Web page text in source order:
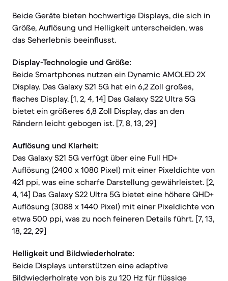
Beide Geräte bieten hochwertige Displays, die sich in
Größe, Auflösung und Helligkeit unterscheiden, was
das Seherlebnis beeinflusst.
Display-Technologie und Größe:
Beide Smartphones nutzen ein Dynamic AMOLED 2X
Display. Das Galaxy S21 5G hat ein 6,2 Zoll großes,
flaches Display. [1, 2, 4, 14] Das Galaxy S22 Ultra 5G
bietet ein größeres 6,8 Zoll Display, das an den
Rändern leicht gebogen ist. [7, 8, 13, 29]
Auflösung und Klarheit:
Das Galaxy S21 5G verfügt über eine Full HD+
Auflösung (2400 x 1080 Pixel) mit einer Pixeldichte von
421 ppi, was eine scharfe Darstellung gewährleistet. [2,
4, 14] Das Galaxy S22 Ultra 5G bietet eine höhere QHD+
Auflösung (3088 x 1440 Pixel) mit einer Pixeldichte von
etwa 500 ppi, was zu noch feineren Details führt. [7, 13,
18, 22, 29]
Helligkeit und Bildwiederholrate:
Beide Displays unterstützen eine adaptive
Bildwiederholrate von bis zu 120 Hz für flüssige